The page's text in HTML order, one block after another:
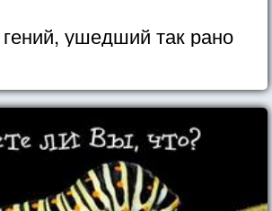
ушедший так рано